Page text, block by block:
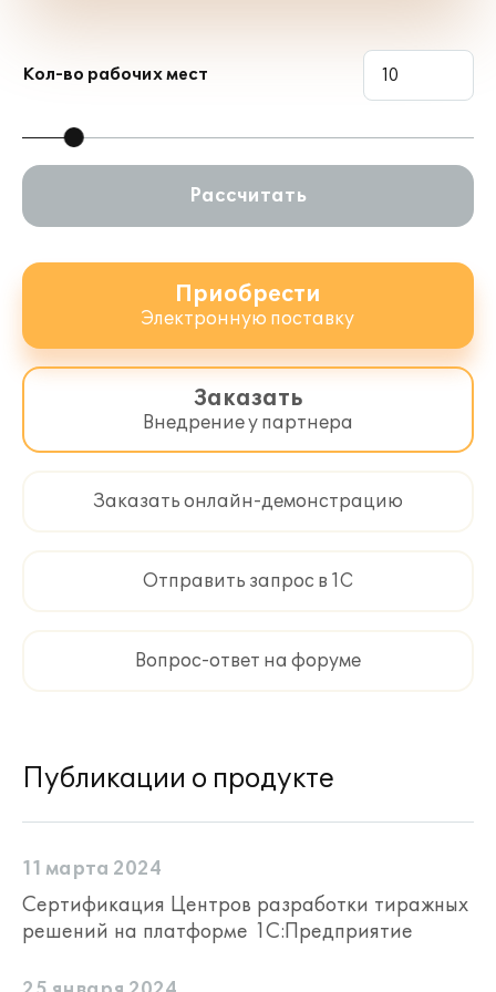
Именное лицензионное соглашение
"ERP Горнодобывающая
промышленность 2", "Система
проектирования прикладных
или филиале;
Пин-код для регистрации на сайте
поддержки пользователей.
Лицензионное соглашение, входящее в
поставку продукта "1С:Предприятие 8.
ERP Горнодобывающая промышленность
2. Лицензия для дочерних обществ и
локальной сети указанного в
платформы "1С:Предприятие 8",
включена в состав продукта для
освоения возможностей прикладных
решений, изучения принципов и
методологии взаимодействия отдельных
функциональной моделью используется
Кол-во рабочих мест
Рассчитать
Приобрести
Электронную поставку
Заказать
Внедрение у партнера
Заказать онлайн-демонстрацию
Отправить запрос в 1С
Вопрос-ответ на форуме
Публикации о продукте
11 марта 2024
Сертификация Центров разработки тиражных
решений на платформе 1С:Предприятие